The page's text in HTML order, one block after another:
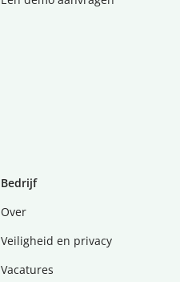
Bedrijf
Over
Veiligheid en privacy
Vacatures